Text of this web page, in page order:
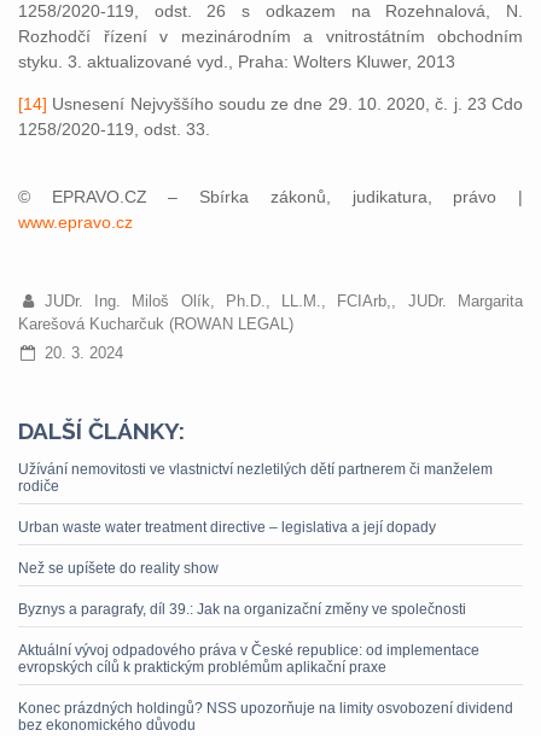
1258/2020-119, odst. 26 s odkazem na Rozehnalová, N.
Rozhodčí řízení v mezinárodním a vnitrostátním obchodním
styku. 3. aktualizované vyd., Praha: Wolters Kluwer, 2013
[14] Usnesení Nejvyššího soudu ze dne 29. 10. 2020, č. j. 23 Cdo
1258/2020-119, odst. 33.
© EPRAVO.CZ – Sbírka zákonů, judikatura, právo |
www.epravo.cz
JUDr. Ing. Miloš Olík, Ph.D., LL.M., FCIArb,, JUDr. Margarita
Karešová Kucharčuk (ROWAN LEGAL)
20. 3. 2024
DALŠÍ ČLÁNKY:
Užívání nemovitosti ve vlastnictví nezletilých dětí partnerem či manželem
rodiče
Urban waste water treatment directive – legislativa a její dopady
Než se upíšete do reality show
Byznys a paragrafy, díl 39.: Jak na organizační změny ve společnosti
Aktuální vývoj odpadového práva v České republice: od implementace
evropských cílů k praktickým problémům aplikační praxe
Konec prázdných holdingů? NSS upozorňuje na limity osvobození dividend
bez ekonomického důvodu